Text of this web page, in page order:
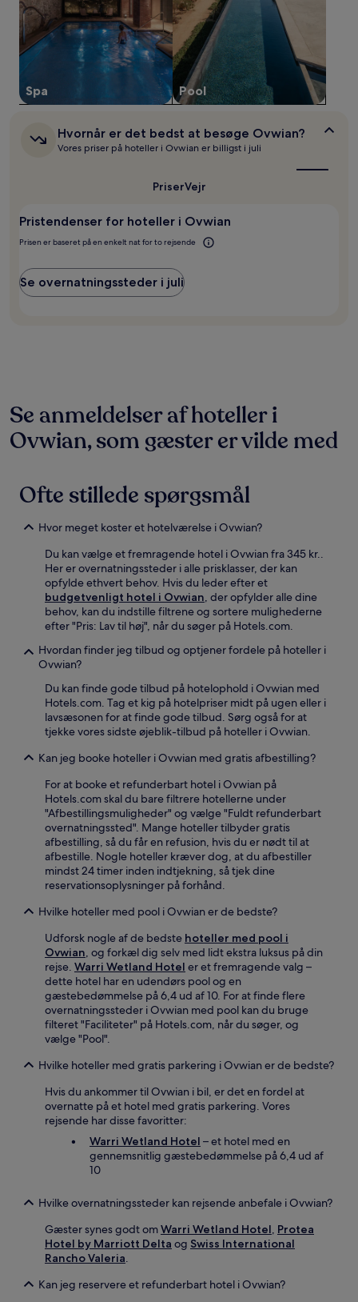
24
timer.
Priser
og
tilgængelighed
ændres
uden
Yderligere
vilkår
Spa Pool
Hvornår
er
Hvornår er det bedst at besøge Ovwian?
Vores priser på hoteller i Ovwian er billigst i juli
PriserVejr
Pristendenser for hoteller i Ovwian
Prisen er baseret på en enkelt nat for to rejsende
Se overnatningssteder i juli
Se anmeldelser af hoteller i
Ovwian, som gæster er vilde med
Ofte stillede spørgsmål
Hvor meget koster et hotelværelse i Ovwian?
Du kan vælge et fremragende hotel i Ovwian fra 345 kr..
Her er overnatningssteder i alle prisklasser, der kan
opfylde ethvert behov. Hvis du leder efter et
budgetvenligt hotel i Ovwian, der opfylder alle dine
behov, kan du indstille filtrene og sortere mulighederne
efter "Pris: Lav til høj", når du søger på Hotels.com.
Hvordan finder jeg tilbud og optjener fordele på hoteller i
Ovwian?
Du kan finde gode tilbud på hotelophold i Ovwian med
Hotels.com. Tag et kig på hotelpriser midt på ugen eller i
lavsæsonen for at finde gode tilbud. Sørg også for at
tjekke vores sidste øjeblik-tilbud på hoteller i Ovwian.
Kan jeg booke hoteller i Ovwian med gratis afbestilling?
For at booke et refunderbart hotel i Ovwian på
Hotels.com skal du bare filtrere hotellerne under
"Afbestillingsmuligheder" og vælge "Fuldt refunderbart
overnatningssted". Mange hoteller tilbyder gratis
afbestilling, så du får en refusion, hvis du er nødt til at
afbestille. Nogle hoteller kræver dog, at du afbestiller
mindst 24 timer inden indtjekning, så tjek dine
reservationsoplysninger på forhånd.
Hvilke hoteller med pool i Ovwian er de bedste?
Udforsk nogle af de bedste hoteller med pool i
Ovwian, og forkæl dig selv med lidt ekstra luksus på din
rejse. Warri Wetland Hotel er et fremragende valg –
dette hotel har en udendørs pool og en
gæstebedømmelse på 6,4 ud af 10. For at finde flere
overnatningssteder i Ovwian med pool kan du bruge
filteret "Faciliteter" på Hotels.com, når du søger, og
vælge "Pool".
Hvilke hoteller med gratis parkering i Ovwian er de bedste?
Hvis du ankommer til Ovwian i bil, er det en fordel at
overnatte på et hotel med gratis parkering. Vores
rejsende har disse favoritter:
Warri Wetland Hotel – et hotel med en
gennemsnitlig gæstebedømmelse på 6,4 ud af
10
Hvilke overnatningssteder kan rejsende anbefale i Ovwian?
Gæster synes godt omWarri Wetland Hotel, Protea
Hotel by Marriott Delta og Swiss International
Rancho Valeria.
Kan jeg reservere et refunderbart hotel i Ovwian?